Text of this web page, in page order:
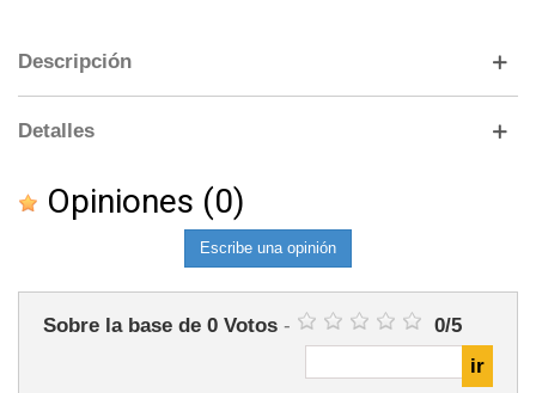
Descripción
Detalles
Opiniones (0)
Escribe una opinión
Sobre la base de 0 Votos - 0/5